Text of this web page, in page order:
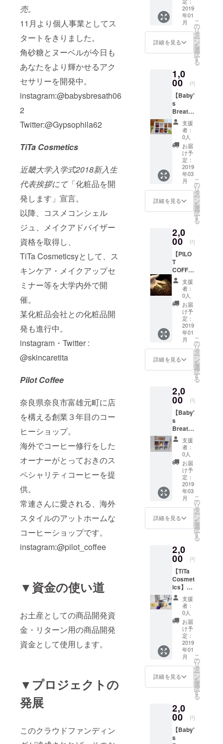
売。
11月より個人事業としてス
タートをきりました。
角砂糖とヌーベルが今日も
あなたをより輝かせるアク
セサリーを開発中。
instagram:@babysbresath06
2
Twitter:@Gypsophila62
TiTa Cosmetics
近畿大学入学式2018新入生
代表挨拶にて「化粧品を開
発します」宣言。
以降、コスメコンシェル
ジュ、メイクアドバイザー
資格を取得し、
TiTa Cosmeticsyとして、ス
キンケア・メイクアップセ
ミナー等を大学内外で開
催。
某化粧品会社との化粧品開
発も進行中。
instagram・Twitter :
@skincaretita
Pilot Coffee
奈良県奈良市富雄元町に店
を構える創業３年目のコー
ヒーショップ。
海外でコーヒー修行をした
オーナーがとっておきのス
ペシャリティコーヒーを提
供。
常連さんに愛される、海外
スタイルのアットホームな
コーヒーショップです。
instagram:@pilot_coffee
▼資金の使い道
お土産としての商品開発資
金・リターン用の商品開発
資金として使用します。
▼プロジェクトの
発展
このクラウドファンディン
20%割
引（学
生・一
般向け
（関西
圏内限
定））
サーク
ル、会
社のイ
ベン
ト、ス
テージ
用、就
活生、
どんな
方でも
大歓迎
です！
今更聞
けない
メイク
アップ
の基
パーソ
ナルカ
ラー別
メイ
ク、 ス
キンケ
アのコ
ア、ニ
キビ肌
に優し
いメイ
クアッ
プ方法
どんな
ことで
も構い
ませ
ルジュ
がお答
えしま
す！
（セミ
ナー料
金は1人
につき
学生：
500円・
一般
1000円
が元値
となっ
ており
す。）
また、
なメイ
クアッ
プを提
案する
フェイ
スシー
トを提
供させ
ていた
だきま
す。
2019
年01
月
詳細を見る
こ
の
リ
タ
ー
ン
を
選
択
す
る
1,0
00 円
【Baby'
s
Breath
】ブリ
ザード
フラ
ワーイ
ヤリン
グ提
供！ 本
物の花
で出来
た可愛
くも洗
練され
たイヤ
です。
耳元で
感じる
自然の
音色は
なんと
も癒さ
れます
よ。
支援
者：
0人
お届
け予
定：
2019
年03
月
詳細を見る
こ
の
リ
タ
ー
ン
を
選
択
す
る
2,0
00 円
【PILO
T
COFFE
E】豆
200g
100円引
き
支援
者：
0人
お届
け予
定：
2019
年01
月
詳細を見る
こ
の
リ
タ
ー
ン
を
選
択
す
る
2,0
00 円
【Baby'
s
Breath
】ちり
めんア
クセサ
リー提
供！
支援
者：
0人
お届
け予
定：
2019
年03
月
詳細を見る
こ
の
リ
タ
ー
ン
を
選
択
す
る
2,0
00 円
【TiTa
Cosmet
ics】
コー
ヒース
クラブ
提供！
PILOT
COFFE
Eで自家
焙煎さ
れた香
り高い
コー
ヒーと
ココ
オイル
を使用
した海
外セレ
ブの間
支援
者：
0人
お届
け予
定：
2019
年01
月
詳細を見る
こ
の
リ
タ
ー
ン
を
選
択
す
る
2,0
00 円
【Baby'
s